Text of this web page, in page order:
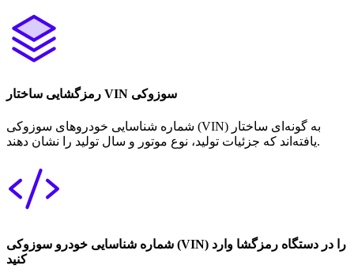
رمزگشایی ساختار VIN سوزوکی
شماره شناسایی خودروهای سوزوکی (VIN) به گونه‌ای ساختار
یافته‌اند که جزئیات تولید، نوع موتور و سال تولید را نشان دهند.
شماره شناسایی خودرو سوزوکی (VIN) را در دستگاه رمزگشا وارد
کنید